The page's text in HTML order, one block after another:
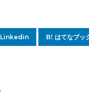
Linkedin はてなブッ